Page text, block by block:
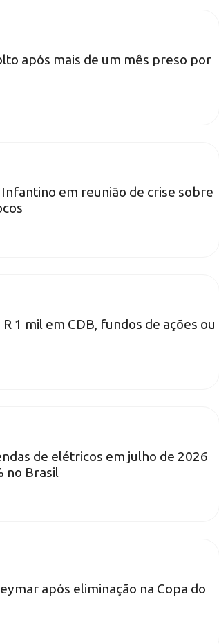
após mais de um mês preso por
em reunião de crise sobre
1 mil em CDB, fundos de ações ou
de elétricos em julho de 2026
no Brasil
após eliminação na Copa do